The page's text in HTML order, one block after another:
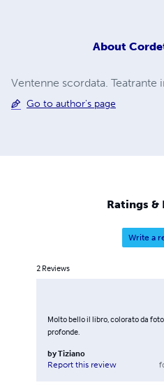
About
Ventenne scordata. Teatrante
Go to author's page
Ratings &
Write a
2 Reviews
Molto bello il libro, colorato da
profonde.
byTiziano
Report this review